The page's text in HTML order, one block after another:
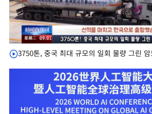
3750톤, 중국 최대 규모의 일회 물량 그린